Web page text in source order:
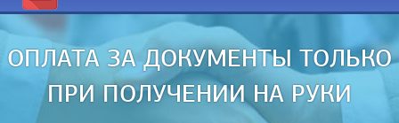
ОПЛАТА ЗА ДОКУМЕНТЫ ТОЛЬКО
ПРИ ПОЛУЧЕНИИ НА РУКИ